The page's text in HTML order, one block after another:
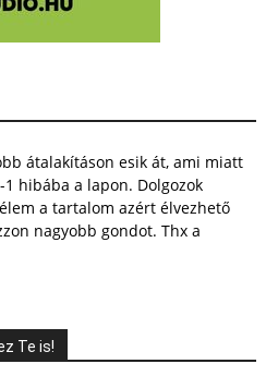
átalakításon esik át, ami miatt
hibába a lapon. Dolgozok
a tartalom azért élvezhető
nagyobb gondot. Thx a
Te is!